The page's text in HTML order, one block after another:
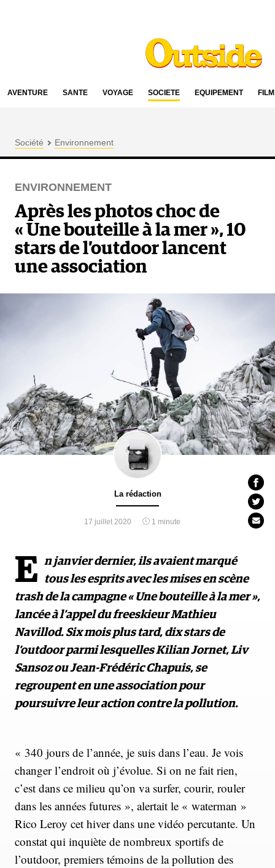
AVENTURE SANTÉ VOYAGE SOCIÉTÉ ÉQUIPEMENT
Société Environnement
ENVIRONNEMENT
Après les photos choc de
« Une bouteille à la mer », 10
stars de l’outdoor lancent
une association
La rédaction
17 juillet 2020 1 minute
E n janvier dernier, ils avaient marqué
tous les esprits avec les mises en scène
trash de la campagne « Une bouteille à la mer »,
lancée à l’appel du freeskieur Mathieu
Navillod. Six mois plus tard, dix stars de
l’outdoor parmi lesquelles Kilian Jornet, Liv
Sansoz ou Jean-Frédéric Chapuis, se
regroupent en une association pour
poursuivre leur action contre la pollution.
« 340 jours de l’année, je suis dans l’eau. Je vois
changer l’endroit où j’évolue. Si on ne fait rien,
c’est dans ce milieu qu’on va surfer, courir, rouler
dans les années futures », alertait le « waterman »
Rico Leroy cet hiver dans une vidéo percutante. Un
constat qui inquiète de nombreux sportifs de
l’outdoor, premiers témoins de la pollution des